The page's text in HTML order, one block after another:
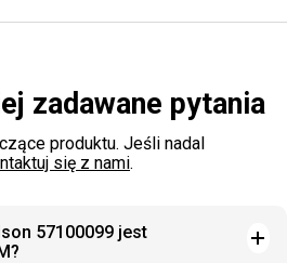
zadawane pytania
produktu. Jeśli nadal
się z nami.
57100099 jest